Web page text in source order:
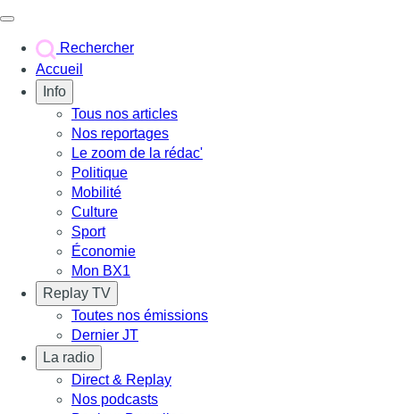
Rechercher
Accueil
Info
Tous nos articles
Nos reportages
Le zoom de la rédac'
Politique
Mobilité
Culture
Sport
Économie
Mon BX1
Replay TV
Toutes nos émissions
Dernier JT
La radio
Direct & Replay
Nos podcasts